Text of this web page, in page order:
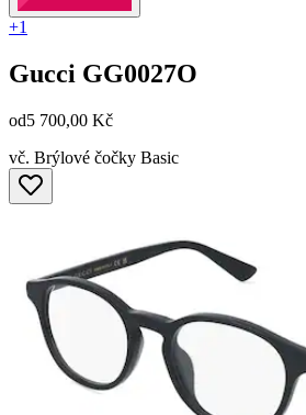
+1
Gucci GG0027O
od5 700,00 Kč
vč. Brýlové čočky Basic